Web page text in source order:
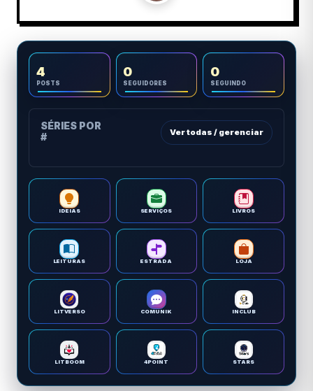
4
POSTS
0
SEGUIDORES
0
SEGUINDO
SÉRIES POR
#
Ver todas / gerenciar
IDEIAS SERVIÇOS LIVROS
LEITURAS ESTRADA LOJA
LITVERSO COMUNIK INCLUB
LITBOOM 4POINT STARS